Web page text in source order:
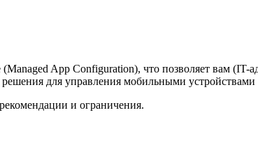
App Configuration), что позволяет вам (IT-
для управления мобильными
и ограничения.